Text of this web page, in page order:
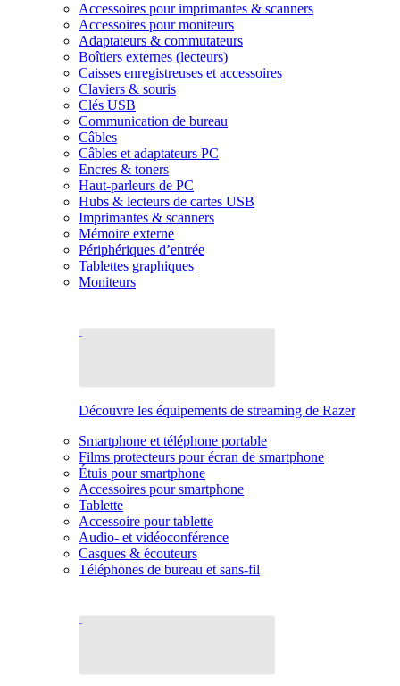
Accessoires pour imprimantes & scanners
Accessoires pour moniteurs
Adaptateurs & commutateurs
Boîtiers externes (lecteurs)
Caisses enregistreuses et accessoires
Claviers & souris
Clés USB
Communication de bureau
Câbles
Câbles et adaptateurs PC
Encres & toners
Haut-parleurs de PC
Hubs & lecteurs de cartes USB
Imprimantes & scanners
Mémoire externe
Périphériques d’entrée
Tablettes graphiques
Moniteurs
Découvre les équipements de streaming de Razer
Smartphone et téléphone portable
Films protecteurs pour écran de smartphone
Étuis pour smartphone
Accessoires pour smartphone
Tablette
Accessoire pour tablette
Audio- et vidéoconférence
Casques & écouteurs
Téléphones de bureau et sans-fil